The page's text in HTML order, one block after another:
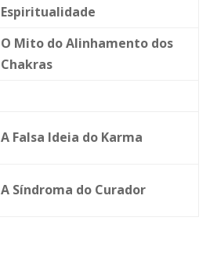
Espiritualidade
O Mito do Alinhamento dos
Chakras
A Falsa Ideia do Karma
A Síndroma do Curador